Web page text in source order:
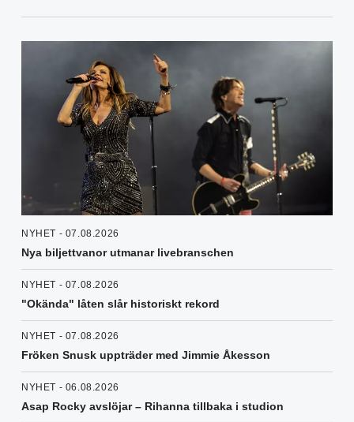
NYHET - 07.08.2026
Nya biljettvanor utmanar livebranschen
NYHET - 07.08.2026
"Okända" låten slår historiskt rekord
NYHET - 07.08.2026
Fröken Snusk uppträder med Jimmie Åkesson
NYHET - 06.08.2026
Asap Rocky avslöjar – Rihanna tillbaka i studion